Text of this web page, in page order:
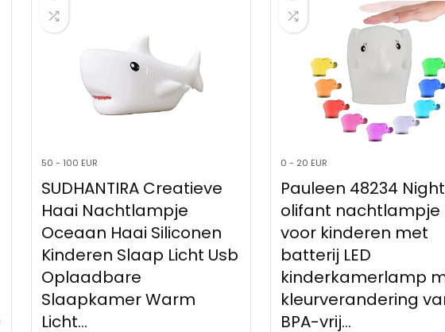
50 - 100 EUR
SUDHANTIRA Creatieve
Haai Nachtlampje
Oceaan Haai Siliconen
Kinderen Slaap Licht Usb
Oplaadbare
Slaapkamer Warm
Licht…
0 - 20 EUR
Pauleen 48234 Night
olifant nachtlampje
voor kinderen met
batterij LED
kinderkamerlamp
kleurverandering
BPA-vrij…